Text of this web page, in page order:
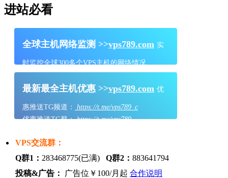
进站必看
全球主机网络监测 >>vps789.com 实
时监控全球300多个VPS主机的网络情况
最新最全主机优惠 >>vps789.com 优
惠推送TG频道：
https://t.me/vps789_c
优惠推送TG群：https://t.me/vps789
VPS交流群：
Q群1： 283468775(已满) Q群2： 883641794
投稿&广告：
广告位￥100/月起 合作说明